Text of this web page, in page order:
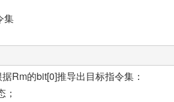
集
Rm的bit[0]推导出目标指令集：